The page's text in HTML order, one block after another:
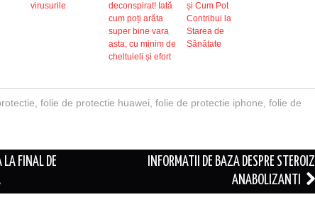
virusurile
deconspirat! Iată
cum poți arăta
super bine vara
asta, cu minim de
cheltuieli și efort
și Cum Pot
Contribui la
Starea de
Sănătate
, folie de protectie huawei, folie de protectie iphone, folie de
LA FINAL DE
INFORMATII DE BAZA DESPRE STEROIZI
ANABOLIZANTI